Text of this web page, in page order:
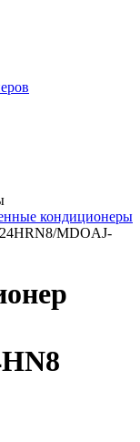
кондиционеры
MDOAJ-